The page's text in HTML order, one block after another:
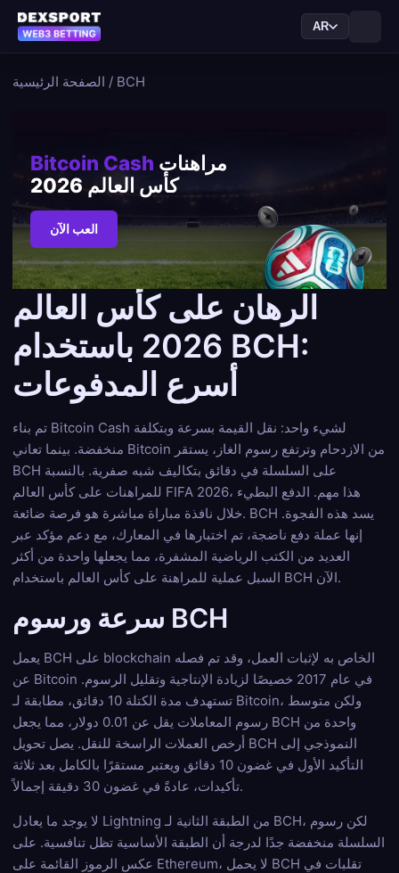
AR
الصفحة الرئيسية / BCH
Bitcoin Cash
كأس العالم 2026
العب الآن
الرهان على كأس العالم
2026 باستخدام BCH:
أسرع المدفوعات
تم بناء Bitcoin Cash لشيء واحد: نقل القيمة بسرعة وبتكلفة
منخفضة. بينما تعاني Bitcoin من الازدحام وترتفع رسوم الغاز، يستقر
BCH على السلسلة في دقائق بتكاليف شبه صفرية. بالنسبة
للمراهنات على كأس العالم FIFA 2026، هذا مهم. الدفع البطيء
خلال نافذة مباراة مباشرة هو فرصة ضائعة. BCH يسد هذه الفجوة.
إنها عملة دفع ناضجة، تم اختبارها في المعارك، مع دعم مؤكد عبر
العديد من الكتب الرياضية المشفرة، مما يجعلها واحدة من أكثر
السبل عملية للمراهنة على كأس العالم باستخدام BCH الآن.
سرعة ورسوم BCH
يعمل BCH على blockchain الخاص به لإثبات العمل، وقد تم فصله
عن Bitcoin في عام 2017 خصيصًا لزيادة الإنتاجية وتقليل الرسوم.
تستهدف مدة الكتلة 10 دقائق، مطابقة لـ Bitcoin، ولكن متوسط
رسوم المعاملات يقل عن 0.01 دولار، مما يجعل BCH واحدة من
أرخص العملات الراسخة للنقل. يصل تحويل BCH النموذجي إلى
التأكيد الأول في غضون 10 دقائق ويعتبر مستقرًا بالكامل بعد ثلاثة
تأكيدات، عادةً في غضون 30 دقيقة إجمالاً.
لا يوجد ما يعادل Lightning من الطبقة الثانية لـ BCH، لكن رسوم
السلسلة منخفضة جدًا لدرجة أن الطبقة الأساسية تظل تنافسية. على
عكس الرموز القائمة على Ethereum، لا يحمل BCH تقلبات في